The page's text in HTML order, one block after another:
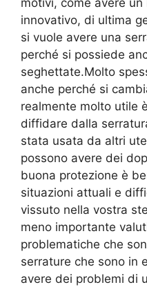
motivi, come avere
innovativo, di ultima
si vuole avere una
perché si possiede
seghettate.Molto
anche perché si
realmente molto utile
diffidare dalla
stata usata da altri
possono avere dei
buona protezione è
situazioni attuali e
vissuto nella vostra
meno importante
problematiche che
serrature che sono in
avere dei problemi di